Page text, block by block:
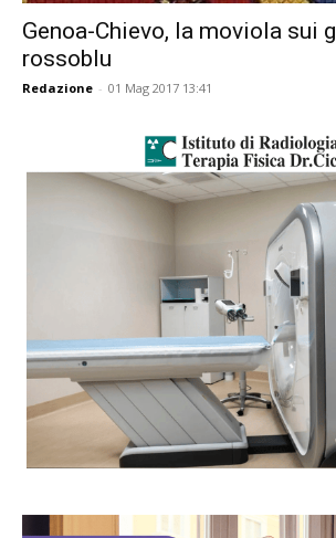
Genoa-Chievo, la moviola sui
rossoblu
Redazione - 01 Mag 2017 13:41